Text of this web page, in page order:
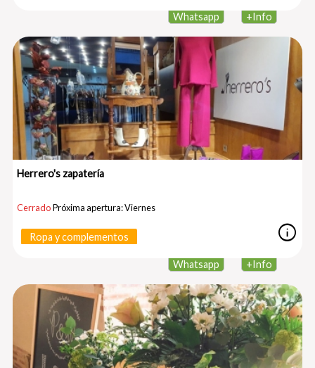
+Info
Whatsapp
Herrero's zapatería
CerradoPróxima apertura: Viernes
Ropa y complementos info
+Info
Whatsapp